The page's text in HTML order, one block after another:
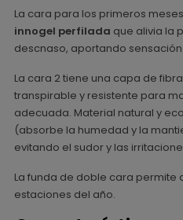
La cara para los primeros
innogel perfilada que alivia la
descnaso, aportando
La cara 2 tiene una capa de
transpirable y resistente para
adecuada. Material natural y
(absorbe la humedad y la
evitando el sudor y las
La funda de doble cara permite
estaciones del año.